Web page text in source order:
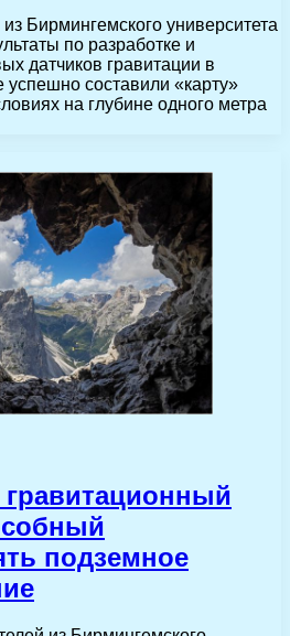
Бирмингемского университета
по разработке и
датчиков гравитации в
составили «карту»
на глубине одного метра
подземное